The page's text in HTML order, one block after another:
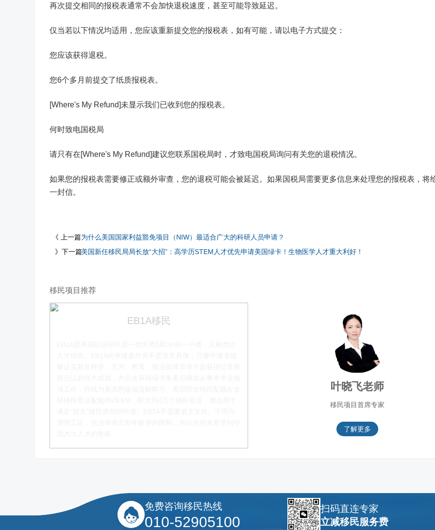
再次提交相同的报税表通常不会加快退税速度，甚至可能导致延迟。
仅当若以下情况均适用，您应该重新提交您的报税表，如有可能，请以电子方式提交：
您应该获得退税。
您6个多月前提交了纸质报税表。
[Where's My Refund]未显示我们已收到您的报税表。
何时致电国税局
请只有在[Where's My Refund]建议您联系国税局时，才致电国税局询问有关您的退税情况。
如果您的报税表需要修正或额外审查，您的退税可能会被延迟。如果国税局需要更多信息来处理您的报税表，将
一封信。
《 上一篇为什么美国国家利益豁免项目（NIW）最适合广大的科研人员申请？
》下一篇美国新任移民局局长放“大招”：高学历STEM人才优先申请美国绿卡！生物医学人才重大利好！
移民项目推荐
EB1A移民
叶晓飞老师
移民项目首席专家
了解更多
免费咨询移民热线
010-52905100
扫码直连专家
立减移民服务费